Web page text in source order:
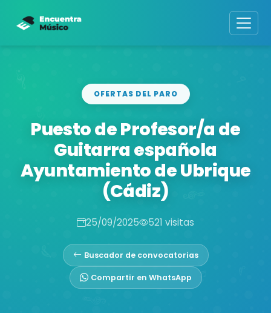
OFERTAS DEL PARO
Puesto de Profesor/a de
Guitarra española
Ayuntamiento de Ubrique
(Cádiz)
25/09/2025 521 visitas
Buscador de convocatorias
Compartir en WhatsApp